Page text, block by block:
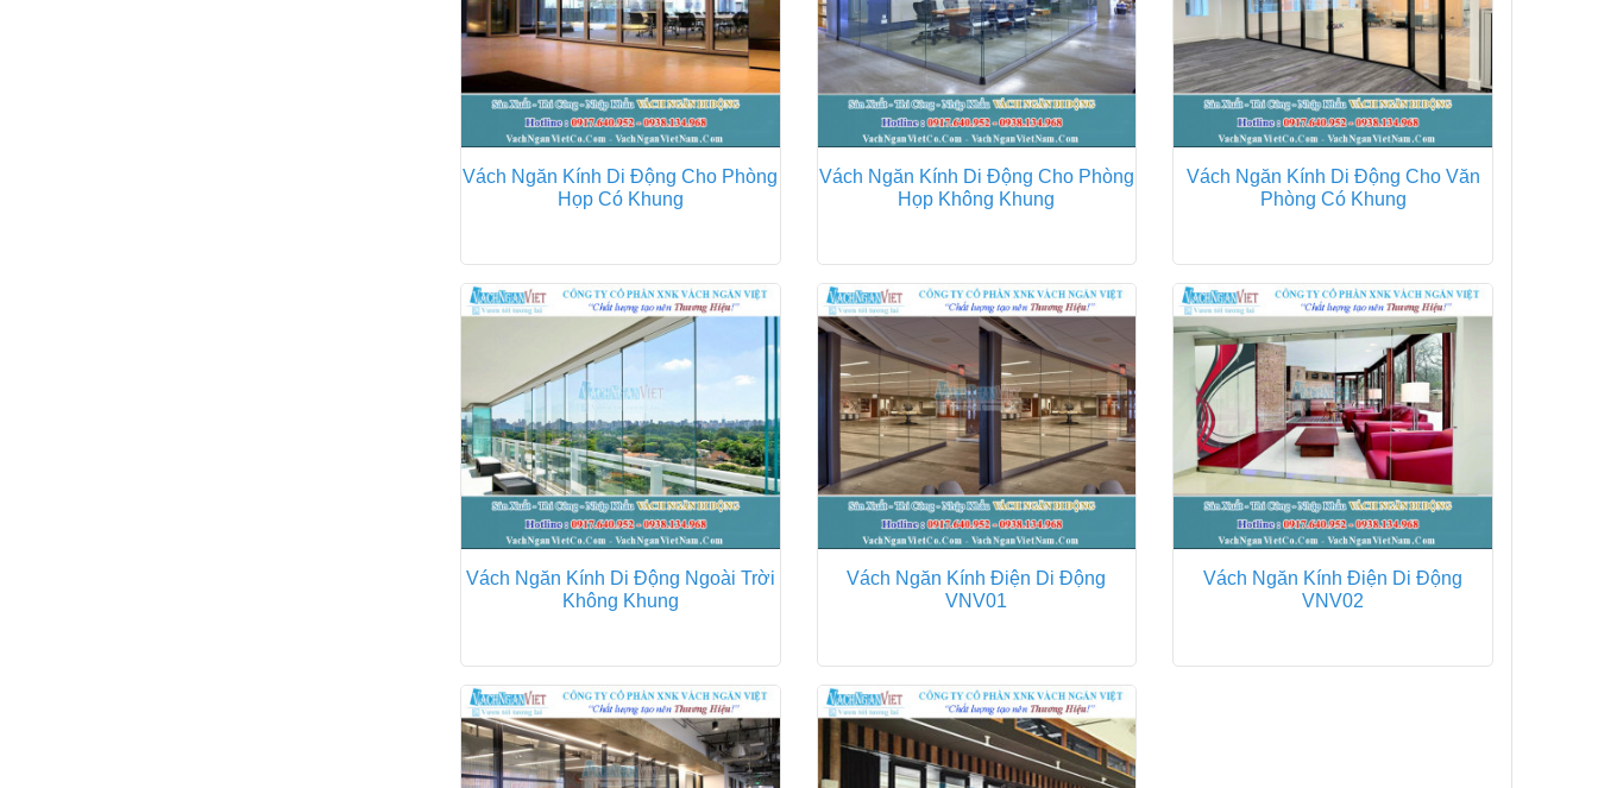
Vách Ngăn Kính Di Động Cho Phòng
Họp Có Khung
Vách Ngăn Kính Di Động Cho Phòng
Họp Không Khung
Vách Ngăn Kính Di Động Cho Văn
Phòng Có Khung
Vách Ngăn Kính Di Động Ngoài Trời
Không Khung
Vách Ngăn Kính Điện Di Động
VNV01
Vách Ngăn Kính Điện Di Động
VNV02